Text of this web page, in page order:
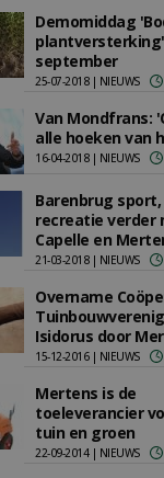
Demomiddag
september
25-07-2018 | NIEUWS
Van Mondfrans:
alle hoeken van
16-04-2018 | NIEUWS
Barenbrug
recreatie verder
Capelle en
21-03-2018 | NIEUWS
Overname
Isidorus door
15-12-2016 | NIEUWS
Mertens is de
toeleverancier
tuin en groen
22-09-2014 | NIEUWS